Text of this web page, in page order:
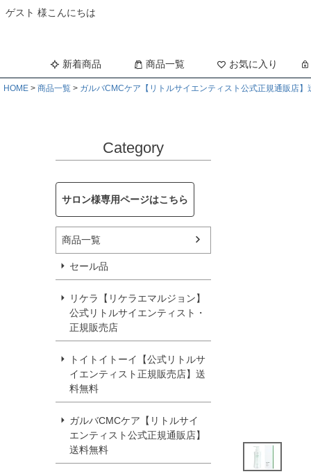
ゲスト 様こんにちは
新着商品 商品一覧 お気に入り
HOME 商品一覧 ガルバCMCケア【リトルサイエンティスト公式正規通販店】
Category
サロン様専用ページはこちら
商品一覧
セール品
リケラ【リケラエマルジョン】
公式リトルサイエンティスト・
正規販売店
トイトイトーイ【公式リトルサ
イエンティスト正規販売店】送
料無料
ガルバCMCケア【リトルサイ
エンティスト公式正規通販店】
送料無料